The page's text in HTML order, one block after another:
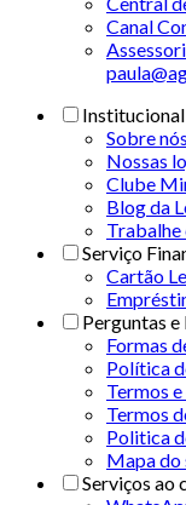
Canal
Institucional
Sobre nós
Nossas
Clube
Blog da
Trabalhe
Serviço
Cartão
Perguntas e
Formas
Política
Termos
Termos
Politica
Mapa do
Serviços ao